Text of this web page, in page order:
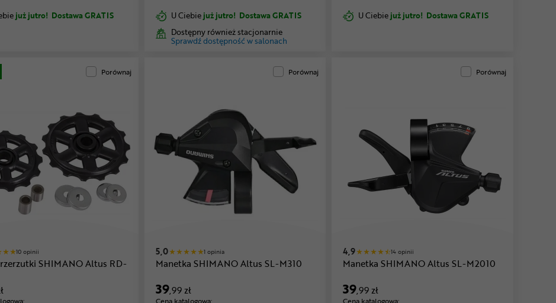
już jutro! Dostawa GRATIS U Ciebiejuż jutro! Dostawa GRATIS
Dostępny również stacjonarnie
Sprawdź dostępność w salonach
U Ciebiejuż jutro! Dostawa GRATIS
Porównaj
10 opinii
SHIMANO Altus RD-
Porównaj
5,0 1 opinia
Manetka SHIMANO Altus SL-M310
39,99 zł
Cena katalogowa:
Porównaj
4,9 14 opinii
Manetka SHIMANO Altus SL-M2010
39,99 zł
Cena katalogowa: